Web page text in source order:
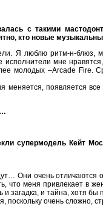
с такими
кто новые
Я люблю ритм-н-блюз,
мне
молодых –Arcade Fire.
меняется, появляется
супермодель Кейт
Они очень отличаются
что меня привлекает в
загадка, и тайна, хотя бы
поскольку очень сложно,